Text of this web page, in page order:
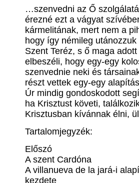
…szenvedni az Ő
érezné ezt a vágyat
kármelitának, mert nem a
hogy így némileg
Szent Teréz, s ő maga
elbeszéli, hogy egy-egy
szenvednie neki és
részt vettek egy-egy
Úr mindig gondoskodott
ha Krisztust követi,
Krisztusban kívánnak élni,
Tartalomjegyzék:
Előszó
A szent Cardóna
A villanueva de la jará-i
kezdete